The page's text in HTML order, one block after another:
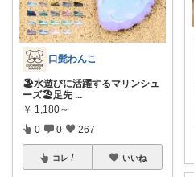
口髭わんこ
🏖️水遊びに活躍するマリンシュ
ーズ🏖️足先 ...
￥ 1,180～
0 0 267
コレ いいね